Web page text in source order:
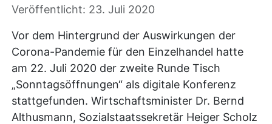
Veröffentlicht: 23. Juli 2020
Vor dem Hintergrund der Auswirkungen der
Corona-Pandemie für den Einzelhandel hatte
am 22. Juli 2020 der zweite Runde Tisch
„Sonntagsöffnungen“ als digitale Konferenz
stattgefunden. Wirtschaftsminister Dr. Bernd
Althusmann, Sozialstaatssekretär Heiger Scholz